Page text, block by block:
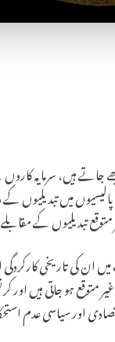
جاتے ہیں، سرمایہ
میں تبدیلیوں
تبدیلیوں کے
ان کی تاریخی
ہو جاتی ہیں اور
اور سیاسی عدم